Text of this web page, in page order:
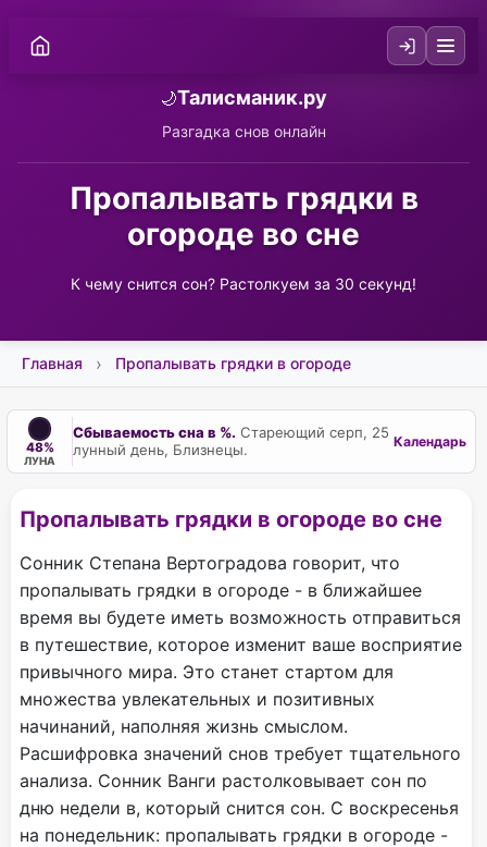
🌙Талисманик.ру
Разгадка снов онлайн
Пропалывать грядки в
огороде во сне
К чему снится сон? Растолкуем за 30 секунд!
Главная Пропалывать грядки в огороде
48%
ЛУНА
Сбываемость сна в %. Стареющий серп, 25
лунный день, Близнецы.
Календарь
Пропалывать грядки в огороде во сне
Сонник Степана Вертоградова говорит, что
пропалывать грядки в огороде - в ближайшее
время вы будете иметь возможность отправиться
в путешествие, которое изменит ваше восприятие
привычного мира. Это станет стартом для
множества увлекательных и позитивных
начинаний, наполняя жизнь смыслом.
Расшифровка значений снов требует тщательного
анализа. Сонник Ванги растолковывает сон по
дню недели в, который снится сон. С воскресенья
на понедельник: пропалывать грядки в огороде -